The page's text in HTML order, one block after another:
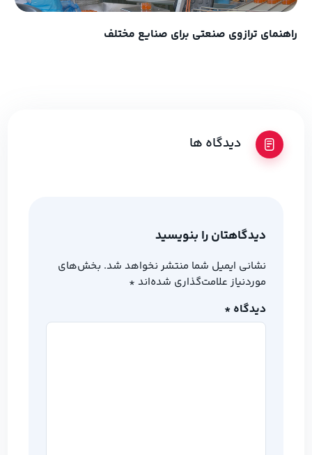
راهنمای ترازوی صنعتی برای صنایع مختلف
دیدگاه ها
دیدگاهتان را بنویسید
نشانی ایمیل شما منتشر نخواهد شد. بخش‌های
موردنیاز علامت‌گذاری شده‌اند *
دیدگاه*